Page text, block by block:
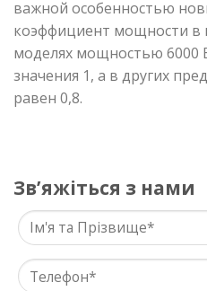
важной особенностью
коэффициент мощности в
моделях мощностью 6000
значения 1, а в других
равен 0,8.
Звʼяжіться з нами